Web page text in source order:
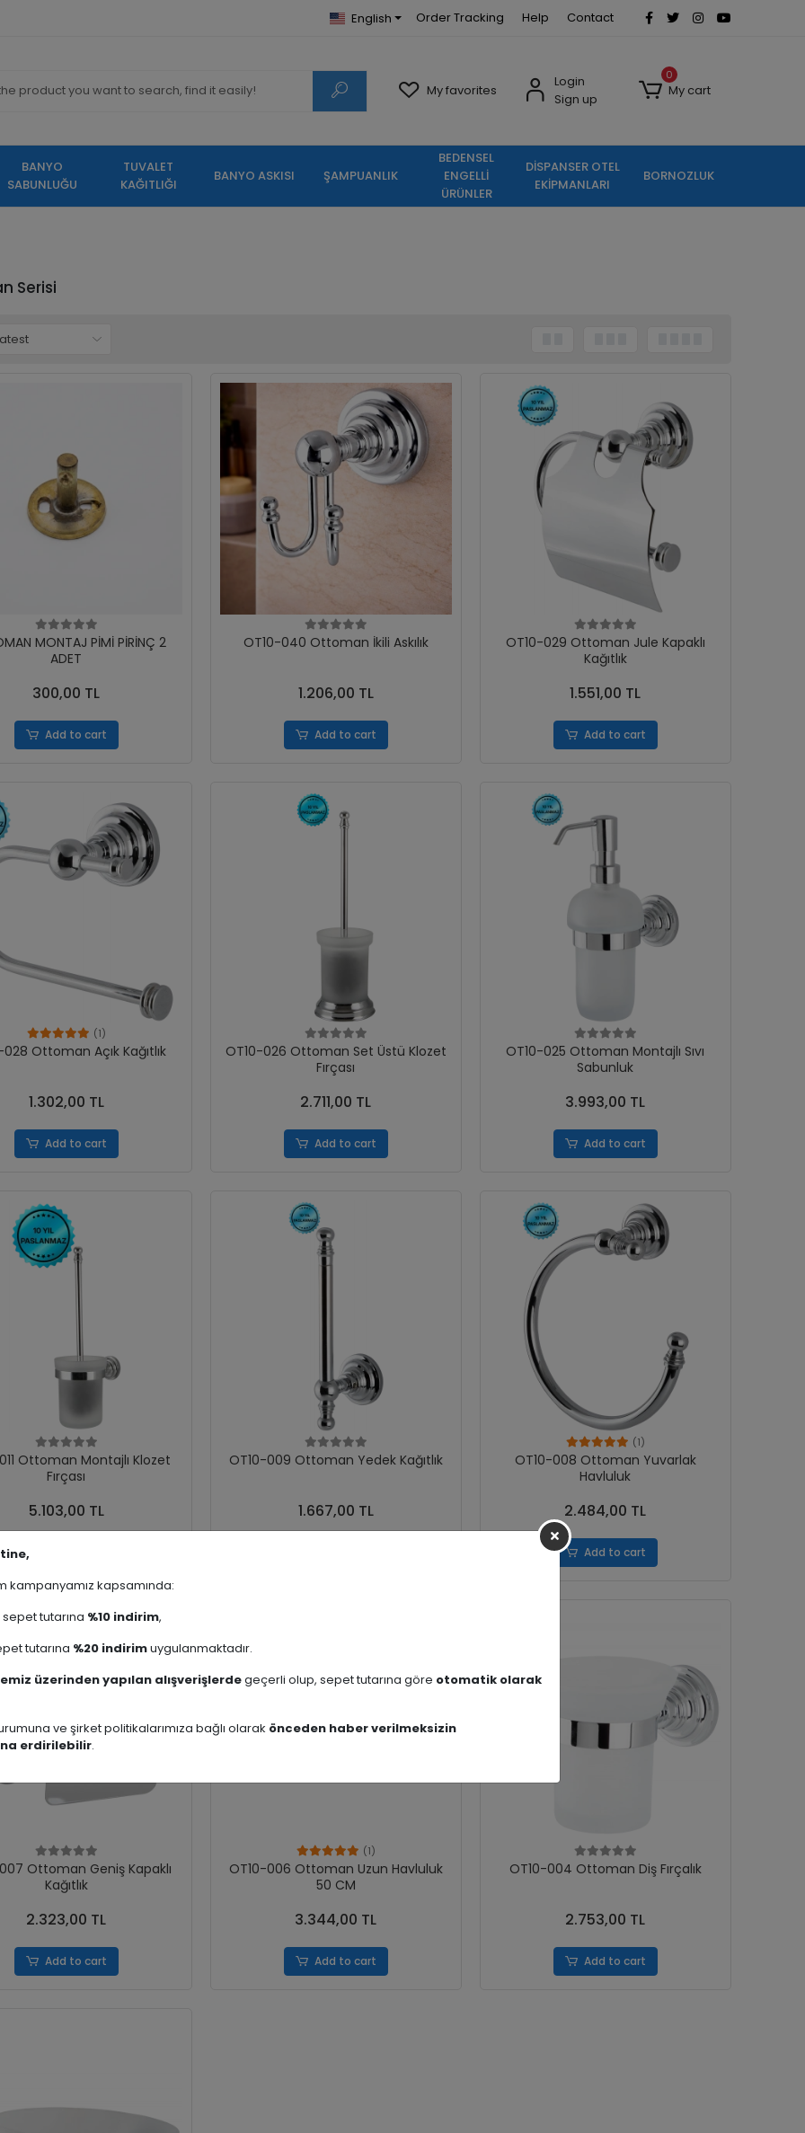
English Order Tracking Help Contact
My favorites
Login
Sign up
0
My cart
BANYO
SABUNLUĞU
TUVALET
KAĞITLIĞI
BANYO ASKISI ŞAMPUANLIK
BEDENSEL
ENGELLİ
ÜRÜNLER
DİSPANSER OTEL
EKİPMANLARI
BORNOZLUK
Serisi
MONTAJ PİMİ PİRİNÇ 2
ADET
300,00 TL
Add to cart
OT10-040 Ottoman İkili Askılık
1.206,00 TL
Add to cart
OT10-029 Ottoman Jule Kapaklı
Kağıtlık
1.551,00 TL
Add to cart
(1)
028 Ottoman Açık Kağıtlık
1.302,00 TL
Add to cart
OT10-026 Ottoman Set Üstü Klozet
Fırçası
2.711,00 TL
Add to cart
OT10-025 Ottoman Montajlı Sıvı
Sabunluk
3.993,00 TL
Add to cart
Ottoman Montajlı Klozet
Fırçası
5.103,00 TL
OT10-009 Ottoman Yedek Kağıtlık
1.667,00 TL
(1)
OT10-008 Ottoman Yuvarlak
Havluluk
2.484,00 TL
Add to cart
Ottoman Geniş Kapaklı
Kağıtlık
2.323,00 TL
Add to cart
(1)
OT10-006 Ottoman Uzun Havluluk
50 CM
3.344,00 TL
Add to cart
OT10-004 Ottoman Diş Fırçalık
2.753,00 TL
Add to cart
kampanyamız kapsamında:
sepet tutarına %10 indirim,
tutarına %20 indirimuygulanmaktadır.
üzerinden yapılan alışverişlerdegeçerli olup, sepet tutarına göre otomatik olarak
ve şirket politikalarımıza bağlı olarak önceden haber verilmeksizin
erdirilebilir.